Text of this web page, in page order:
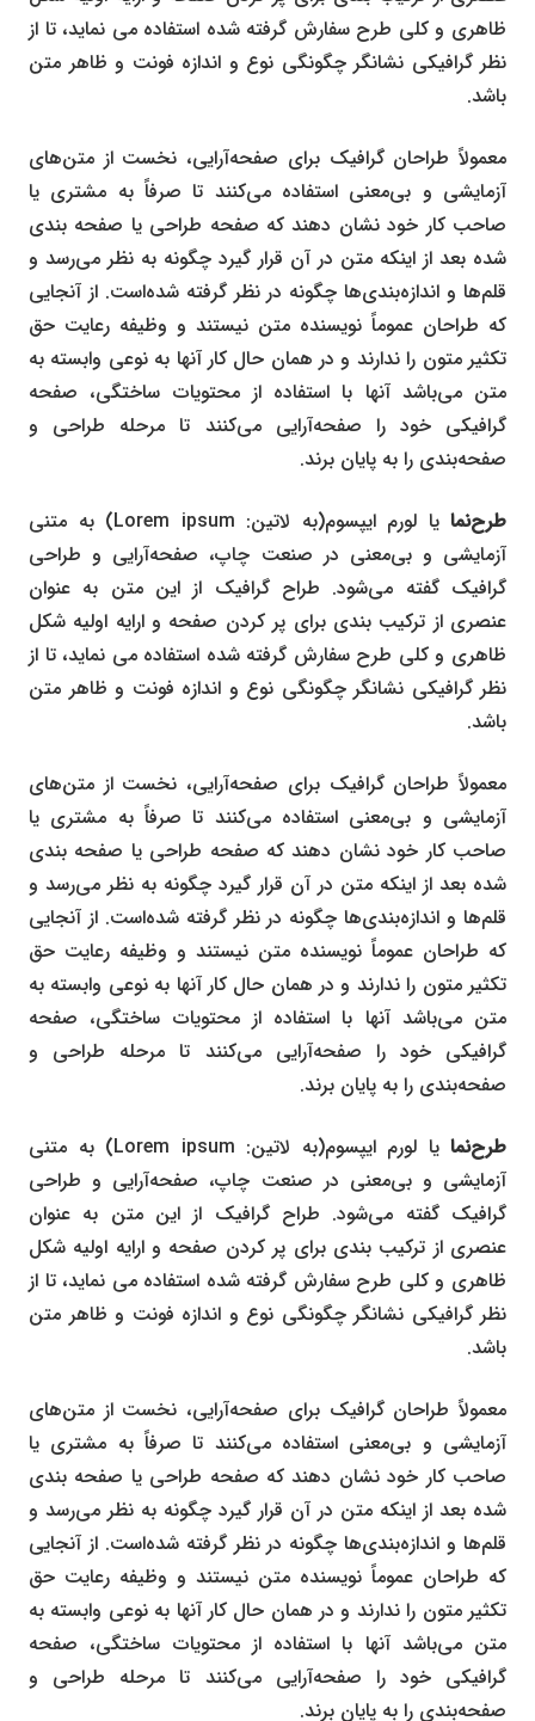
ظاهری و کلی طرح سفارش گرفته شده استفاده می نماید، تا از
نظر گرافیکی نشانگر چگونگی نوع و اندازه فونت و ظاهر متن
باشد.
معمولاً طراحان گرافیک برای صفحه‌آرایی، نخست از متن‌های
آزمایشی و بی‌معنی استفاده می‌کنند تا صرفاً به مشتری یا
صاحب کار خود نشان دهند که صفحه طراحی یا صفحه بندی
شده بعد از اینکه متن در آن قرار گیرد چگونه به نظر می‌رسد و
قلم‌ها و اندازه‌بندی‌ها چگونه در نظر گرفته شده‌است. از آنجایی
که طراحان عموماً نویسنده متن نیستند و وظیفه رعایت حق
تکثیر متون را ندارند و در همان حال کار آنها به نوعی وابسته به
متن می‌باشد آنها با استفاده از محتویات ساختگی، صفحه
گرافیکی خود را صفحه‌آرایی می‌کنند تا مرحله طراحی و
صفحه‌بندی را به پایان برند.
طرح‌نما یا لورم ایپسوم(به لاتین: Lorem ipsum) به متنی
آزمایشی و بی‌معنی در صنعت چاپ، صفحه‌آرایی و طراحی
گرافیک گفته می‌شود. طراح گرافیک از این متن به عنوان
عنصری از ترکیب بندی برای پر کردن صفحه و ارایه اولیه شکل
ظاهری و کلی طرح سفارش گرفته شده استفاده می نماید، تا از
نظر گرافیکی نشانگر چگونگی نوع و اندازه فونت و ظاهر متن
باشد.
معمولاً طراحان گرافیک برای صفحه‌آرایی، نخست از متن‌های
آزمایشی و بی‌معنی استفاده می‌کنند تا صرفاً به مشتری یا
صاحب کار خود نشان دهند که صفحه طراحی یا صفحه بندی
شده بعد از اینکه متن در آن قرار گیرد چگونه به نظر می‌رسد و
قلم‌ها و اندازه‌بندی‌ها چگونه در نظر گرفته شده‌است. از آنجایی
که طراحان عموماً نویسنده متن نیستند و وظیفه رعایت حق
تکثیر متون را ندارند و در همان حال کار آنها به نوعی وابسته به
متن می‌باشد آنها با استفاده از محتویات ساختگی، صفحه
گرافیکی خود را صفحه‌آرایی می‌کنند تا مرحله طراحی و
صفحه‌بندی را به پایان برند.
طرح‌نما یا لورم ایپسوم(به لاتین: Lorem ipsum) به متنی
آزمایشی و بی‌معنی در صنعت چاپ، صفحه‌آرایی و طراحی
گرافیک گفته می‌شود. طراح گرافیک از این متن به عنوان
عنصری از ترکیب بندی برای پر کردن صفحه و ارایه اولیه شکل
ظاهری و کلی طرح سفارش گرفته شده استفاده می نماید، تا از
نظر گرافیکی نشانگر چگونگی نوع و اندازه فونت و ظاهر متن
باشد.
معمولاً طراحان گرافیک برای صفحه‌آرایی، نخست از متن‌های
آزمایشی و بی‌معنی استفاده می‌کنند تا صرفاً به مشتری یا
صاحب کار خود نشان دهند که صفحه طراحی یا صفحه بندی
شده بعد از اینکه متن در آن قرار گیرد چگونه به نظر می‌رسد و
قلم‌ها و اندازه‌بندی‌ها چگونه در نظر گرفته شده‌است. از آنجایی
که طراحان عموماً نویسنده متن نیستند و وظیفه رعایت حق
تکثیر متون را ندارند و در همان حال کار آنها به نوعی وابسته به
متن می‌باشد آنها با استفاده از محتویات ساختگی، صفحه
گرافیکی خود را صفحه‌آرایی می‌کنند تا مرحله طراحی و
صفحه‌بندی را به پایان برند.